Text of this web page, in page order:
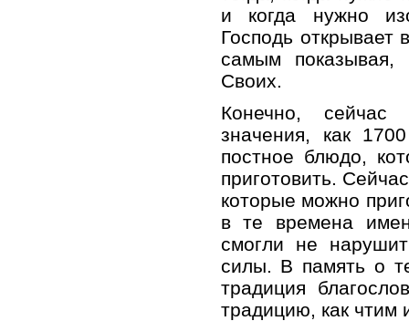
и когда нужно
Господь
самым
Своих.
Конечно,
значения, как
постное блюдо,
приготовить.
которые можно
в те времена
смогли не
силы. В память о
традиция
традицию, как чтим